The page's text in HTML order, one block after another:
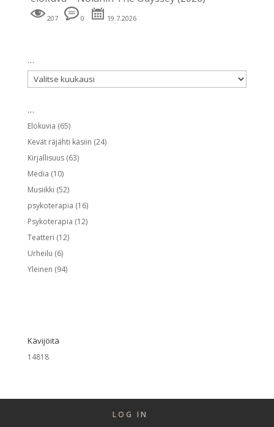
207 0 19.7.2026
…
…
Elokuvia (65)
Kevät räjähti käsiin (24)
Kirjallisuus(63)
Media (10)
Musiikki (52)
psykoterapia (16)
Psykoterapia (12)
Teatteri (12)
Urheilu (6)
Yleinen (94)
Kävijöitä
14818
LOG IN